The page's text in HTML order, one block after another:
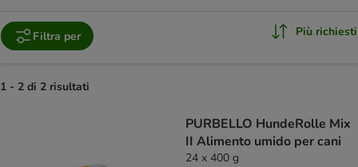
Filtra per Più richiesti
1 - 2 di 2 risultati
PURBELLO HundeRolle Mix
II Alimento umido per cani
24 x 400 g